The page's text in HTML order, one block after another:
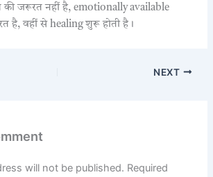
की जरूरत नहीं है, emotionally available
है, वहीं से healing शुरू होती है।
NEXT
will not be published. Required